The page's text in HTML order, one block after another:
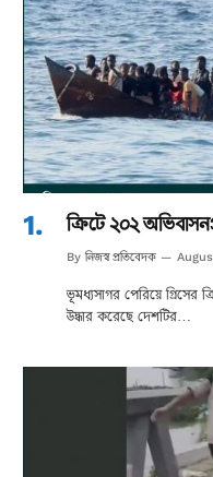
ক্রিটে ২০২
By নিজস্ব প্রতিবেদক
ভূমধ্যসাগর পেরিয়ে গ্রিসের
উদ্ধার করেছে দেশটির…